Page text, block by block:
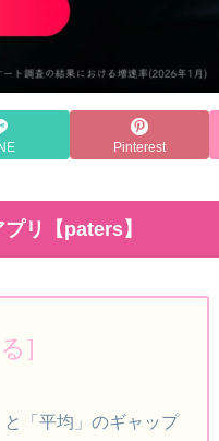
Pinterest
リ【paters】
「平均」のギャップ